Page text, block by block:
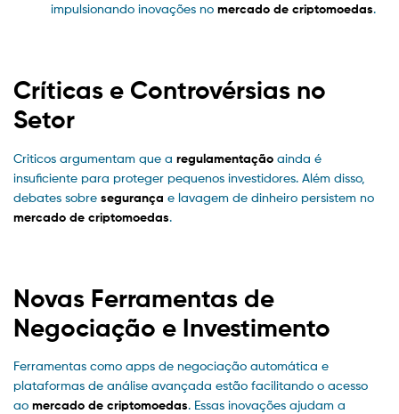
impulsionando inovações no mercado de criptomoedas.
Críticas e Controvérsias no
Setor
Criticos argumentam que a regulamentação ainda é
insuficiente para proteger pequenos investidores. Além disso,
debates sobre segurança e lavagem de dinheiro persistem no
mercado de criptomoedas.
Novas Ferramentas de
Negociação e Investimento
Ferramentas como apps de negociação automática e
plataformas de análise avançada estão facilitando o acesso
ao mercado de criptomoedas. Essas inovações ajudam a